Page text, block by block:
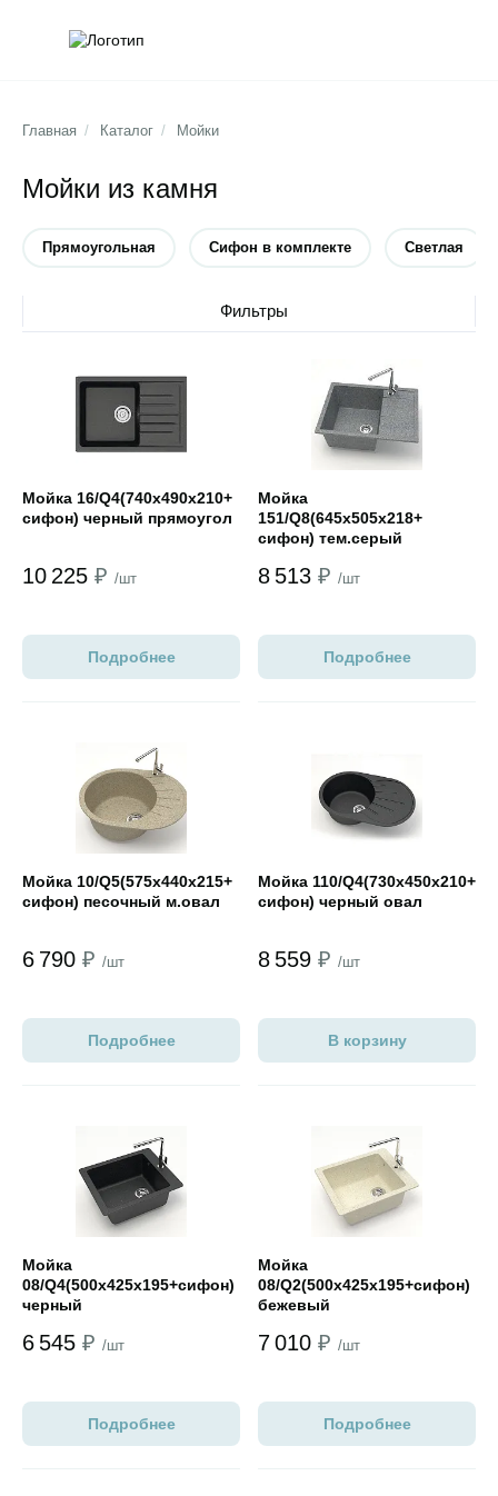
Главная / Каталог / Мойки
Мойки из камня
Прямоугольная Убрать типСифон в комплекте Убрать типСветлая
Фильтры
Мойка 16/Q4(740х490х210+
сифон) черный прямоугол
10 225 ₽ /шт
Подробнее
Мойка
151/Q8(645х505х218+
сифон) тем.серый
8 513 ₽ /шт
Подробнее
Мойка 10/Q5(575х440х215+
сифон) песочный м.овал
6 790 ₽ /шт
Открыть товар
Подробнее
Мойка 110/Q4(730х450х210+
сифон) черный овал
8 559 ₽ /шт
В корзину
Мойка
08/Q4(500х425х195+сифон)
черный
6 545 ₽ /шт
Подробнее
Мойка
08/Q2(500х425х195+сифон)
бежевый
7 010 ₽ /шт
Подробнее